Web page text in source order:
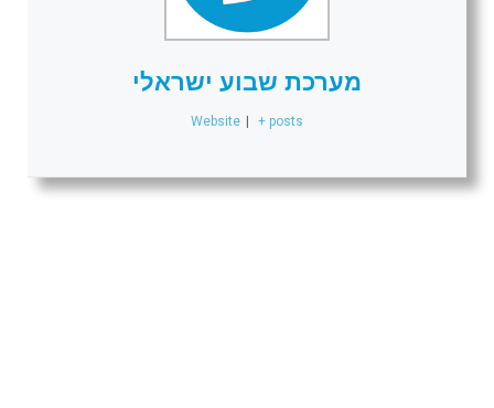
מערכת שבוע ישראלי
Website | + posts